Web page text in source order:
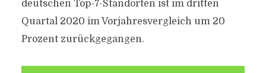
deutschen Top-7-Standorten ist im dritten
Quartal 2020 im Vorjahresvergleich um 20
Prozent zurückgegangen.